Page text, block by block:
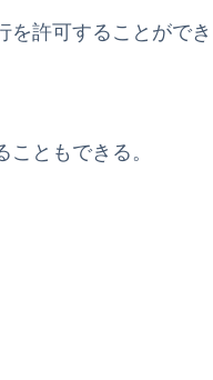
を許可することができ
ともできる。